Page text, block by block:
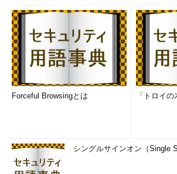
Forceful Browsingとは 「トロイ
シングルサインオン（Single